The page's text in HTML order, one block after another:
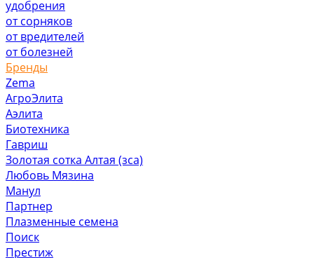
удобрения
от сорняков
от вредителей
от болезней
Бренды
Zema
АгроЭлита
Аэлита
Биотехника
Гавриш
Золотая сотка Алтая (зса)
Любовь Мязина
Манул
Партнер
Плазменные семена
Поиск
Престиж